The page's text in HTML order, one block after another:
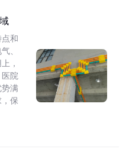
和
、
，
医院
势满
保